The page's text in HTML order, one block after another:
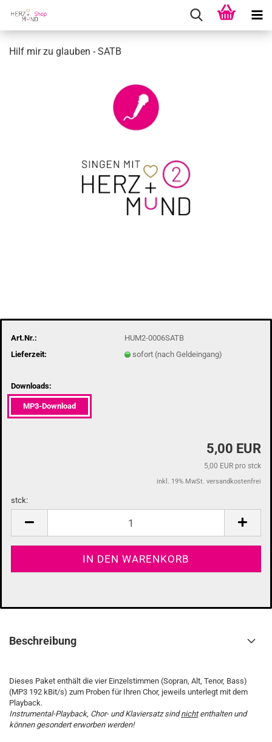
Hilf mir zu glau­ben - SATB
Art.Nr.:
HUM2-0006SATB
Lieferzeit:
sofort (nach Geldeingang)
Downloads:
MP3-Download
5,00 EUR
5,00 EUR pro stck
inkl. 19% MwSt. versandkostenfrei
stck:
Beschreibung
Dieses Paket enthält die vier Einzelstimmen (Sopran, Alt, Tenor, Bass)
(MP3 192 kBit/s) zum Proben für Ihren Chor, jeweils unterlegt mit dem
Playback.
Instrumental-Playback, Chor- und Klaviersatz sindnichtenthalten und
können gesondert erworben werden!